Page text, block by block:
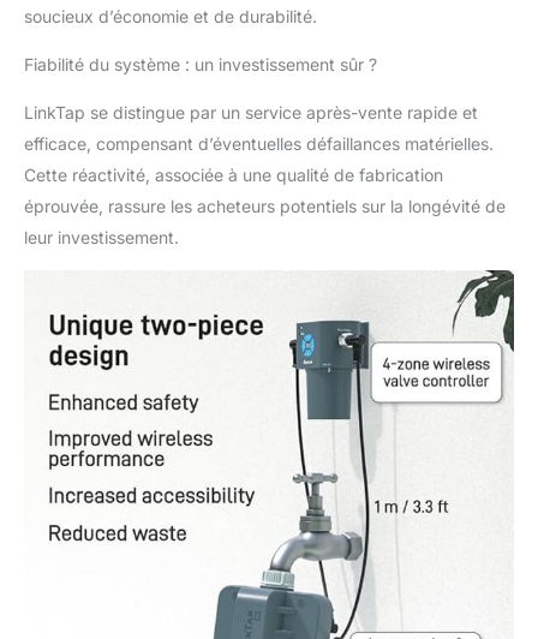
câbles standard de 1 m
permettent un
contrôleur de valve
sans fil pour une force
de signal sans fil et des
performances
programmateur
LinkTap 4 zones réduit
les déchets en
permettant le
remplacement de
pièces individuelles.
Avec un chronométreur
d'eau à 4 zones
conventionnel en une
seule pièce, un seul
composant défectueux
peut rendre l'ensemble
de l'appareil inutilisable
Entrée composite
soucieux d’économie et de durabilité.
Fiabilité du système : un investissement sûr ?
LinkTap se distingue par un service après-vente rapide et
efficace, compensant d’éventuelles défaillances matérielles.
Cette réactivité, associée à une qualité de fabrication
éprouvée, rassure les acheteurs potentiels sur la longévité de
leur investissement.